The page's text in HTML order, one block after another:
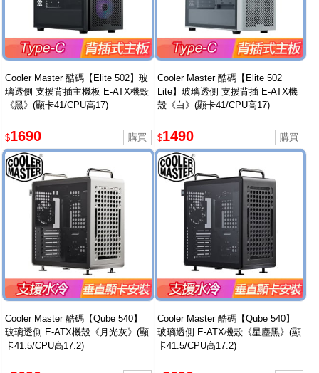
Cooler Master 酷碼【Elite 502】玻
璃透側 支援背插主機板 E-ATX機殼
《黑》(顯卡41/CPU高17)
$1690
Cooler Master 酷碼【Elite 502
Lite】玻璃透側 支援背插 E-ATX機
殼《白》(顯卡41/CPU高17)
$1490
Cooler Master 酷碼【Qube 540】
玻璃透側 E-ATX機殼《月光灰》(顯
卡41.5/CPU高17.2)
Cooler Master 酷碼【Qube 540】
玻璃透側 E-ATX機殼《星塵黑》(顯
卡41.5/CPU高17.2)